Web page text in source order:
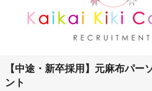
【中途・新卒採用】元麻布パー
ント